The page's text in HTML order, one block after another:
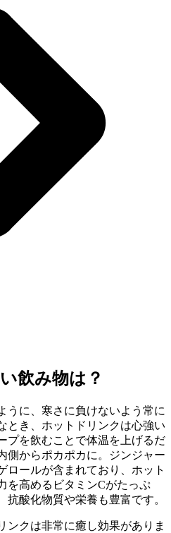
飲み物は？
うに、寒さに負けないよう常に
とき、ホットドリンクは心強い
プを飲むことで体温を上げるだ
側からポカポカに。ジンジャー
ロールが含まれており、ホット
を高めるビタミンCがたっぷ
抗酸化物質や栄養も豊富です。
ンクは非常に癒し効果がありま